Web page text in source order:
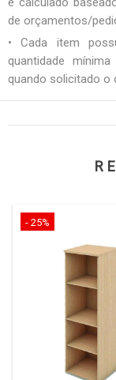
de orçamentos/
• Cada item
quantidade
quando solicitado o
- 25%